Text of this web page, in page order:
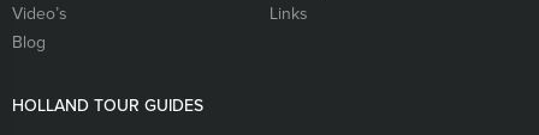
Video’s
Links
Blog
HOLLAND TOUR GUIDES